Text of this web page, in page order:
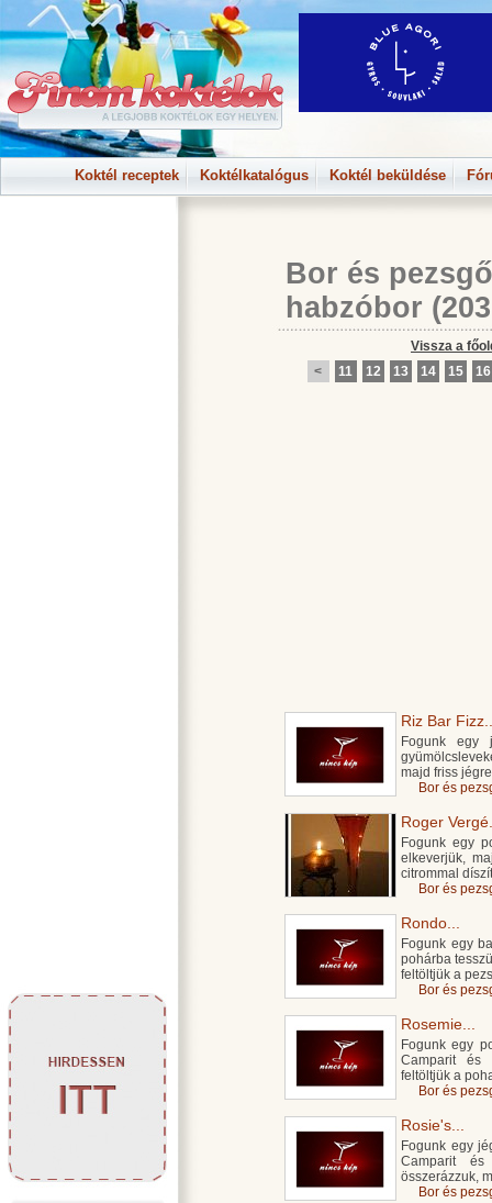
Koktél receptek Koktélkatalógus Koktél beküldése
Bor és
habzóbor
Vissza a
<
11 12 13 14 15 16
Riz Bar
Fogunk egy
majd friss
Bor és
Roger
Fogunk egy
elkeverjük,
citrommal
Bor és
Rondo...
Fogunk egy
pohárba
feltöltjük a
Bor és
Rosemie...
Fogunk egy
Camparit és
feltöltjük a
Bor és
Rosie's...
Fogunk egy
Camparit
összerázzuk,
Bor és